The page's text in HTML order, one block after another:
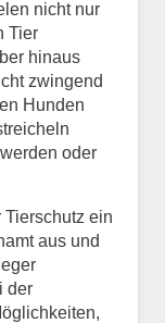
nicht nur
Tier
hinaus
zwingend
Hunden
oder
ein
aus und
der